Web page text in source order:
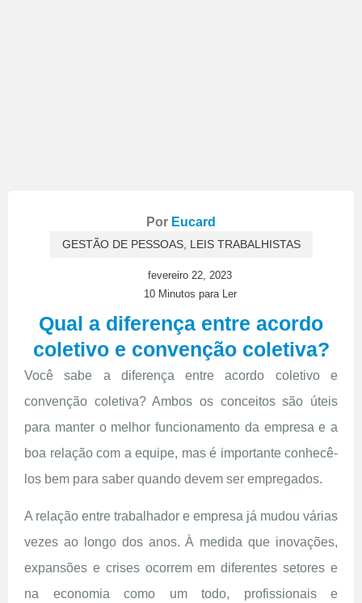
Por Eucard
GESTÃO DE PESSOAS, LEIS TRABALHISTAS
fevereiro 22, 2023
10 Minutos para Ler
Qual a diferença entre acordo
coletivo e convenção coletiva?
Você sabe a diferença entre acordo coletivo e
convenção coletiva? Ambos os conceitos são úteis
para manter o melhor funcionamento da empresa e a
boa relação com a equipe, mas é importante conhecê-
los bem para saber quando devem ser empregados.
A relação entre trabalhador e empresa já mudou várias
vezes ao longo dos anos. À medida que inovações,
expansões e crises ocorrem em diferentes setores e
na economia como um todo, profissionais e